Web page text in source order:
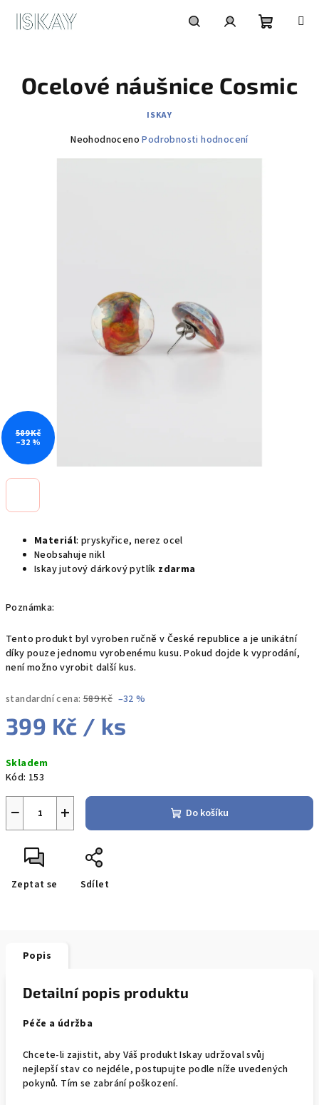
košík
Materiál: pryskyřice, nerez ocel
Neobsahuje nikl
Iskay jutový dárkový pytlík zdarma
Poznámka:
Tento produkt byl vyroben ručně v České republice a je unikátní
díky pouze jednomu vyrobenému kusu. Pokud dojde k vyprodání,
není možno vyrobit další kus.
standardní cena: 589 Kč –32 %
399 Kč / ks
cena:
Skladem
Kód: 153
+
− Do košíku
Zeptat se Sdílet
Ocelové náušnice Cosmic
ISKAY
Průměrné
Neohodnoceno Podrobnosti hodnocení
589 Kč
–32 %
Popis
Detailní popis produktu
Péče a údržba
Chcete-li zajistit, aby Váš produkt Iskay udržoval svůj
nejlepší stav co nejdéle, postupujte podle níže uvedených
pokynů. Tím se zabrání poškození.